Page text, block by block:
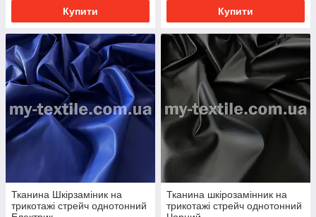
Купити Купити
Тканина Шкірзаміник на
трикотажі стрейч однотонний
Тканина шкірозамінник на
трикотажі стрейч однотонний